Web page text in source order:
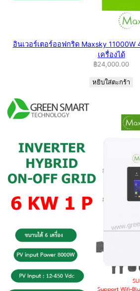
อินเวอร์เตอร์ออฟกริด Maxsky
เครื่องได้
฿24,000.00
หยิบใส่ตะกร้า